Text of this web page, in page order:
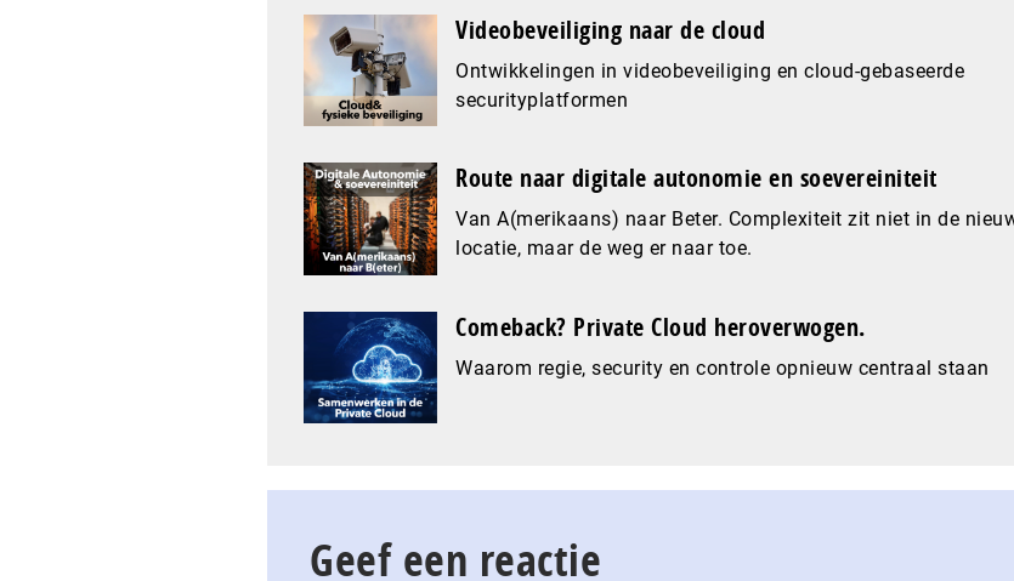
Videobeveiliging naar de cloud
Ontwikkelingen in videobeveiliging en cloud-gebaseerde
securityplatformen
Route naar digitale autonomie en soevereiniteit
Van A(merikaans) naar Beter. Complexiteit zit niet in de
locatie, maar de weg er naar toe.
Comeback? Private Cloud heroverwogen.
Waarom regie, security en controle opnieuw centraal staan
Geef een reactie